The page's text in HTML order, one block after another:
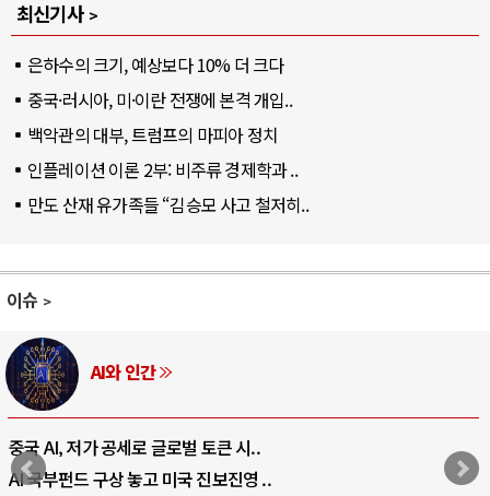
최신기사
은하수의 크기, 예상보다 10% 더 크다
중국·러시아, 미·이란 전쟁에 본격 개입..
백악관의 대부, 트럼프의 마피아 정치
인플레이션 이론 2부: 비주류 경제학과 ..
만도 산재 유가족들 “김승모 사고 철저히..
이슈
AI와 인간
중국 AI, 저가 공세로 글로벌 토큰 시..
AI 국부펀드 구상 놓고 미국 진보진영 ..